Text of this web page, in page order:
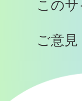
この
ご意